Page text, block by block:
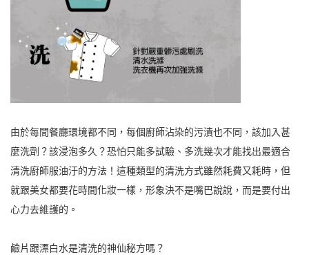
由於每間餐廳環境都不同，每個廚師沾染的污漬也不同，該加入甚
麼洗劑？該浸泡多久？恐怕只能多試驗、多洗幾次才能找出最適合
清洗廚師服油汙的方法！這種類型的清洗方式雖然耗費又耗時，但
就跟美女都要花時間化妝一樣，形象決不是嘴巴說說，而是要付出
心力去維護的。
鹼片跟漂白水是清洗的神仙秘方嗎？